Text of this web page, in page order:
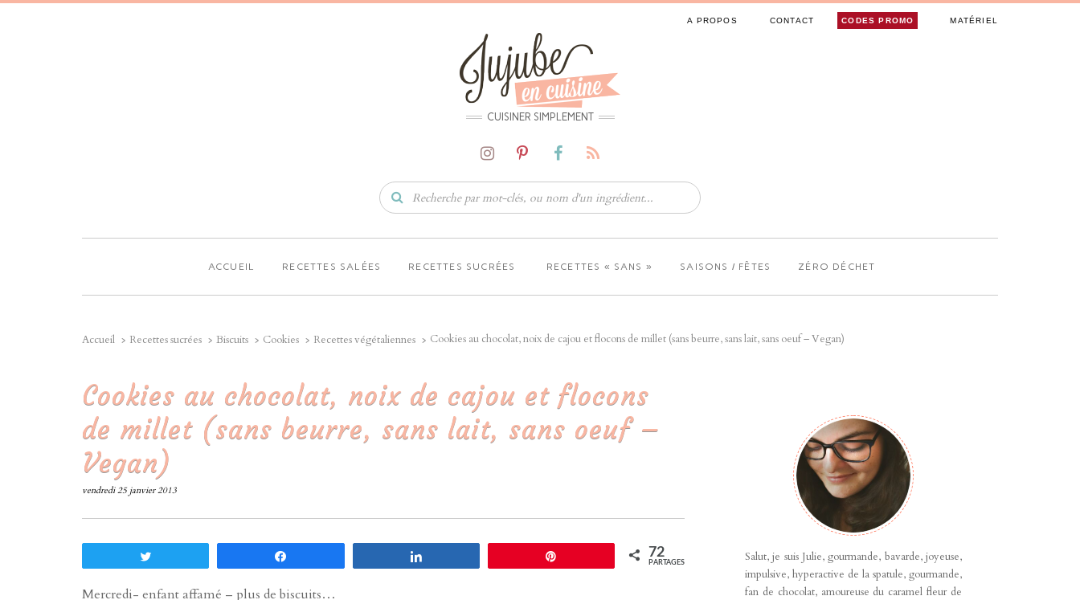
A PROPOS CONTACT CODES PROMO MATÉRIEL
CUISINER SIMPLEMENT
ACCUEIL RECETTES SALÉES RECETTES SUCRÉES RECETTES « SANS » SAISONS / FÊTES ZÉRO DÉCHET
Accueil Recettes sucrées Biscuits Cookies Recettes végétaliennes Cookies au chocolat, noix de cajou et flocons de millet (sans beurre, sans lait, sans oeuf – Vegan)
Cookies au chocolat, noix de cajou et flocons
de millet (sans beurre, sans lait, sans oeuf –
Vegan)
vendredi 25 janvier 2013
72
PARTAGES
Mercredi- enfant affamé – plus de biscuits…
Salut, je suis Julie, gourmande, bavarde, joyeuse,
impulsive, hyperactive de la spatule, gourmande,
fan de chocolat, amoureuse du caramel fleur de